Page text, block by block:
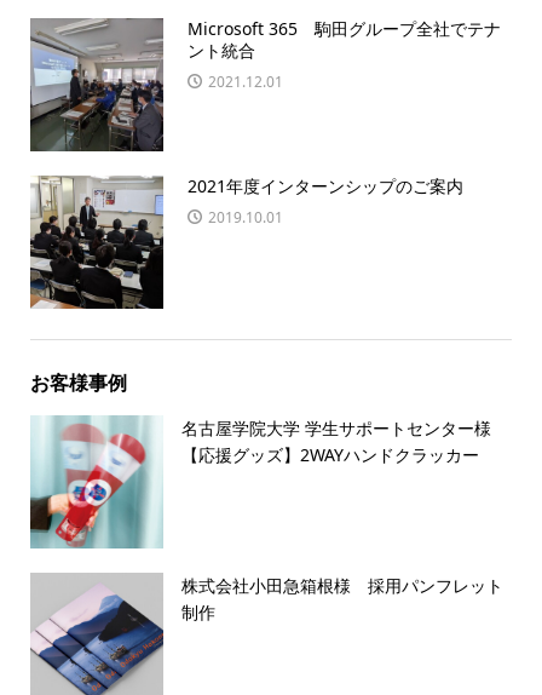
Microsoft 365 駒田グループ全社でテナ
ント統合
2021.12.01
2021年度インターンシップのご案内
2019.10.01
お客様事例
名古屋学院大学 学生サポートセンター様
【応援グッズ】2WAYハンドクラッカー
株式会社小田急箱根様 採用パンフレット
制作